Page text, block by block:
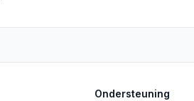
Ondersteuning